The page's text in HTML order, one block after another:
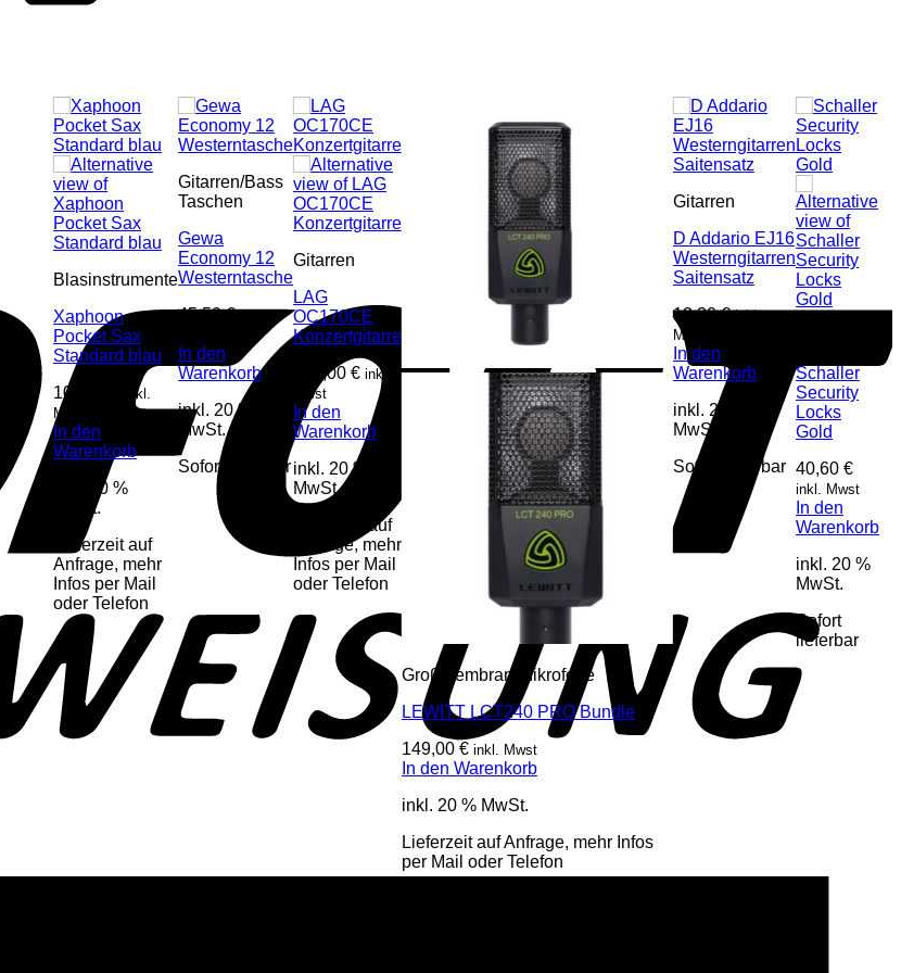
Blasinstrumente
Xaphoon
Pocket Sax
Standard blau
108,00
inkl.
Mwst
In den
Warenkorb
inkl. 20 %
MwSt.
Lieferzeit auf
Anfrage, mehr
Infos per Mail
oder Telefon
Gitarren/Bass
Taschen
Gewa
Economy 12
Westerntasche
45,50€
In den
Warenkorb
inkl. 20 %
MwSt.
Sofort lieferbar
Gitarren
LAG
OC170CE
Konzertgitarre
579,00€ inkl.
Mwst
In den
Warenkorb
inkl. 20 %
MwSt.
Lieferzeit auf
Anfrage, mehr
Infos per Mail
oder Telefon
Großmembran-Mikrofone
LEWITT LCT240 PRO Bundle
149,00€ inkl. Mwst
In den Warenkorb
inkl. 20 % MwSt.
Lieferzeit auf Anfrage, mehr Infos
per Mail oder Telefon
Gitarren
D Addario EJ16
Westerngitarren
Saitensatz
13,30€ inkl.
Mwst
In den
Warenkorb
inkl. 20 %
MwSt.
Sofort lieferbar
Schaller
Security
Locks
Gold
40,60€
inkl. Mwst
In den
Warenkorb
inkl. 20 %
MwSt.
Sofort
lieferbar